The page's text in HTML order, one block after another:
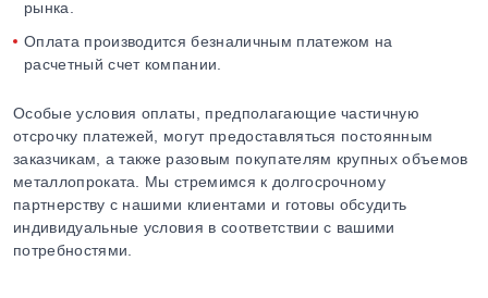
рынка.
Оплата производится безналичным платежом на
расчетный счет компании.
Особые условия оплаты, предполагающие частичную
отсрочку платежей, могут предоставляться постоянным
заказчикам, а также разовым покупателям крупных объемов
металлопроката. Мы стремимся к долгосрочному
партнерству с нашими клиентами и готовы обсудить
индивидуальные условия в соответствии с вашими
потребностями.